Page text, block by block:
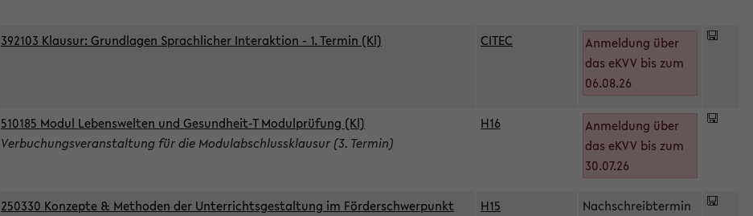
392103 Klausur: Grundlagen Sprachlicher Interaktion - 1. Termin (Kl) CITEC
Anmeldung über
das eKVV bis zum
06.08.26
510185 Modul Lebenswelten und Gesundheit-T Modulprüfung (Kl)
Verbuchungsveranstaltung für die Modulabschlussklausur (3. Termin)
H16
Anmeldung über
das eKVV bis zum
30.07.26
250330 Konzepte & Methoden der Unterrichtsgestaltung im Förderschwerpunkt
H15 Nachschreibtermin